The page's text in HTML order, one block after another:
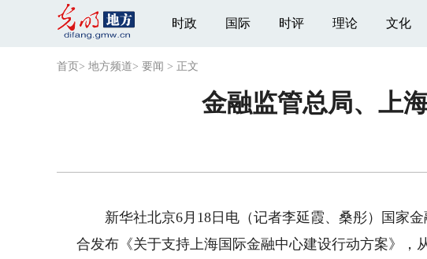
时政 国际 时评 理论 文化
首页 > 地方频道> 要闻 > 正文
金融监管总局、上
新华社北京6月18日电（记者李延霞、桑彤）国家金
合发布《关于支持上海国际金融中心建设行动方案》，